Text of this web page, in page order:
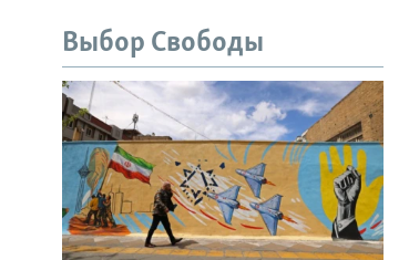
Выбор Свободы